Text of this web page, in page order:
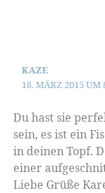
KAZE
18. MÄRZ 2015 UM
Du hast sie
sein, es ist ein
in deinen Topf.
einer
Liebe Grüße